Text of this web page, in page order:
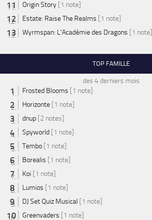
Origin Story [1 note]
Estate: Raise The Realms [1 note]
Wyrmspan: L'Académie des Dragons [1 note]
TOP FAMILLE
des 4 derniers mois
Frosted Blooms [1 note]
Horizonte [1 note]
dnup [2 notes]
Spyworld [1 note]
Tembo [1 note]
Borealis [1 note]
Koi [1 note]
Lumios [1 note]
DJ Set Quiz Musical [1 note]
Greenvaders [1 note]